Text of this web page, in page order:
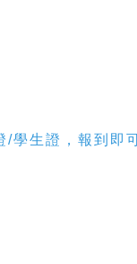
/學生證，報到即